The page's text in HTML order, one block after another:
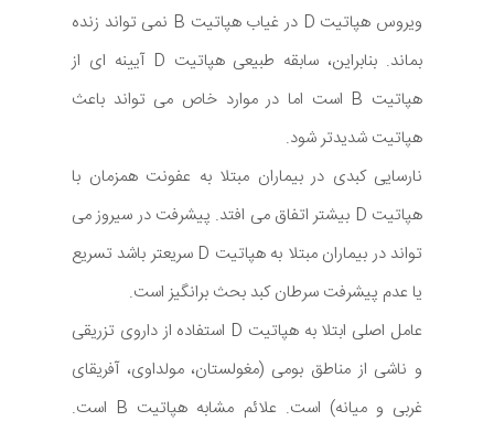
ویروس هپاتیت D در غیاب هپاتیت B نمی تواند زنده
بماند. بنابراین، سابقه طبیعی هپاتیت D آیینه ای از
هپاتیت B است اما در موارد خاص می تواند باعث
هپاتیت شدیدتر شود.
نارسایی کبدی در بیماران مبتلا به عفونت همزمان با
هپاتیت D بیشتر اتفاق می افتد. پیشرفت در سیروز می
تواند در بیماران مبتلا به هپاتیت D سریعتر باشد تسریع
یا عدم پیشرفت سرطان کبد بحث برانگیز است.
عامل اصلی ابتلا به هپاتیت D استفاده از داروی تزریقی
و ناشی از مناطق بومی (مغولستان، مولداوی، آفریقای
غربی و میانه) است. علائم مشابه هپاتیت B است.